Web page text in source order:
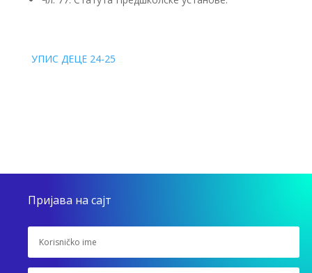
УПИС ДЕЦЕ 24-25
Пријава на сајт